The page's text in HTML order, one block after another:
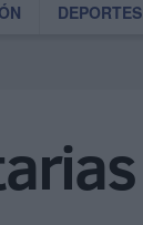
DEPORTES